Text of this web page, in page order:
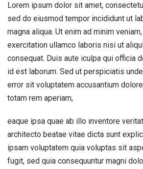
Lorem ipsum dolor sit amet,
sed do eiusmod tempor incididunt ut
magna aliqua. Ut enim ad minim
exercitation ullamco laboris nisi ut
consequat. Duis aute iculpa qui officia
id est laborum. Sed ut perspiciatis
error sit voluptatem accusantium
totam rem aperiam,
eaque ipsa quae ab illo inventore
architecto beatae vitae dicta sunt
ipsam voluptatem quia voluptas sit
fugit, sed quia consequuntur magni